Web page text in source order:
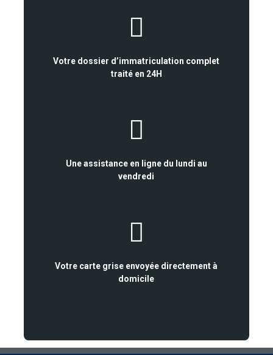
Votre dossier d’immatriculation complet
traité en 24H
Une assistance en ligne du lundi au
vendredi
Votre carte grise envoyée directement à
domicile